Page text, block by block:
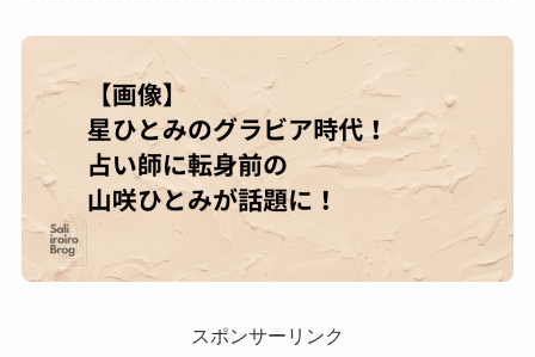
スポンサーリンク